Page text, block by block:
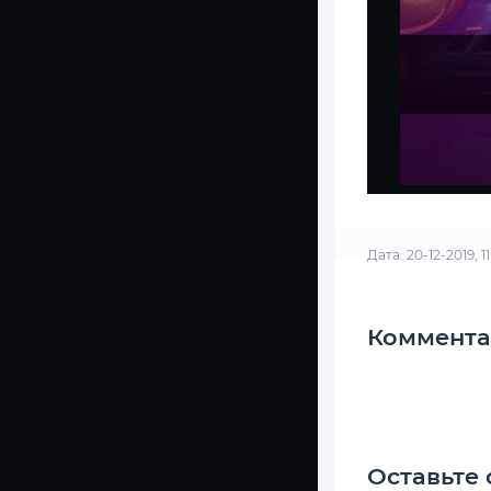
Дата: 20-12-2019,